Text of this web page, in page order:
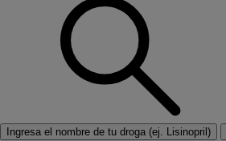
Ingresa el nombre de tu droga (ej. Lisinopril)